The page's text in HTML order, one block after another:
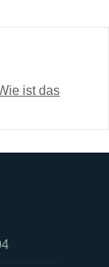
ist das